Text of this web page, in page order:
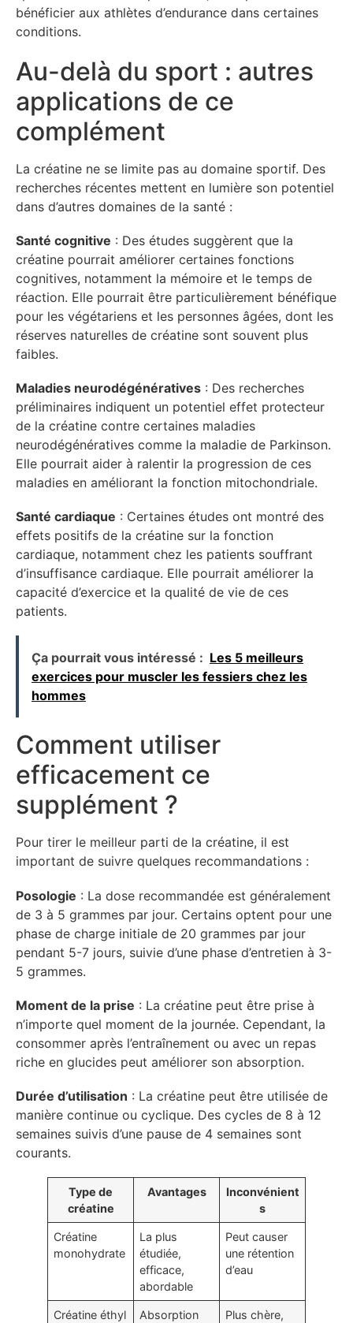
bénéficier aux athlètes d’endurance dans certaines
conditions.
Au-delà du sport : autres
applications de ce
complément
La créatine ne se limite pas au domaine sportif. Des
recherches récentes mettent en lumière son potentiel
dans d’autres domaines de la santé :
Santé cognitive : Des études suggèrent que la
créatine pourrait améliorer certaines fonctions
cognitives, notamment la mémoire et le temps de
réaction. Elle pourrait être particulièrement bénéfique
pour les végétariens et les personnes âgées, dont les
réserves naturelles de créatine sont souvent plus
faibles.
Maladies neurodégénératives : Des recherches
préliminaires indiquent un potentiel effet protecteur
de la créatine contre certaines maladies
neurodégénératives comme la maladie de Parkinson.
Elle pourrait aider à ralentir la progression de ces
maladies en améliorant la fonction mitochondriale.
Santé cardiaque : Certaines études ont montré des
effets positifs de la créatine sur la fonction
cardiaque, notamment chez les patients souffrant
d’insuffisance cardiaque. Elle pourrait améliorer la
capacité d’exercice et la qualité de vie de ces
patients.
Ça pourrait vous intéressé : Les 5 meilleurs
exercices pour muscler les fessiers chez les
hommes
Comment utiliser
efficacement ce
supplément ?
Pour tirer le meilleur parti de la créatine, il est
important de suivre quelques recommandations :
Posologie : La dose recommandée est généralement
de 3 à 5 grammes par jour. Certains optent pour une
phase de charge initiale de 20 grammes par jour
pendant 5-7 jours, suivie d’une phase d’entretien à 3-
5 grammes.
Moment de la prise : La créatine peut être prise à
n’importe quel moment de la journée. Cependant, la
consommer après l’entraînement ou avec un repas
riche en glucides peut améliorer son absorption.
Durée d’utilisation : La créatine peut être utilisée de
manière continue ou cyclique. Des cycles de 8 à 12
semaines suivis d’une pause de 4 semaines sont
courants.
Type de
créatine
Avantages
Inconvénient
s
Créatine
monohydrate
La plus
étudiée,
efficace,
abordable
Peut causer
une rétention
d’eau
Créatine éthyl
Absorption
Plus chère,